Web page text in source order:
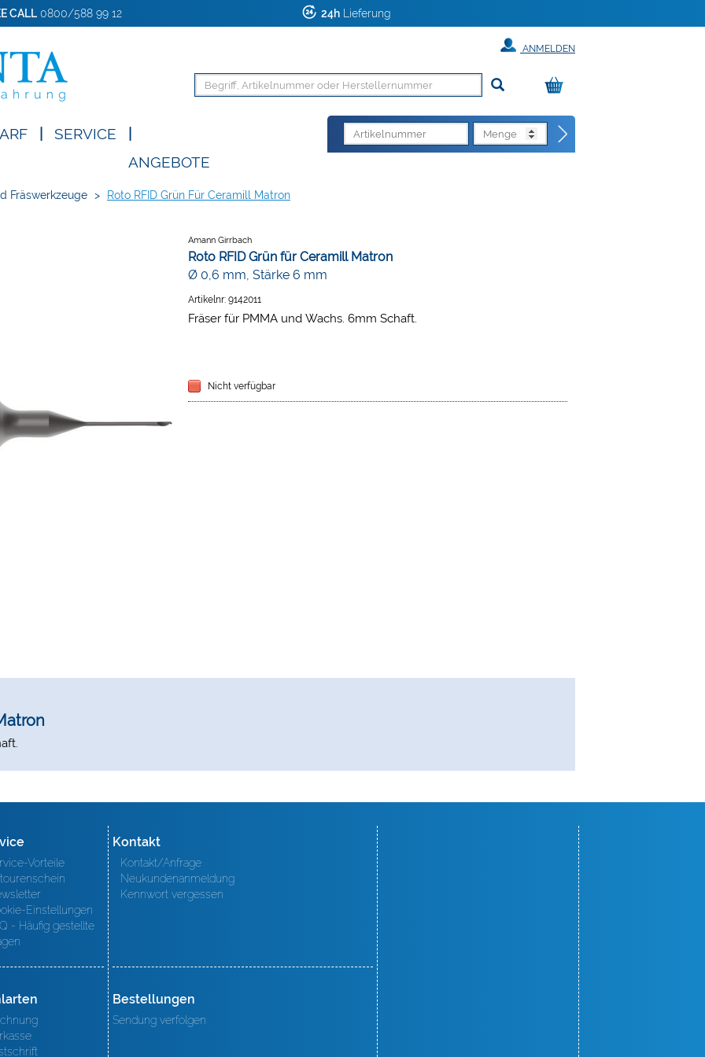
CALL0800/588 99 12 24h Lieferung
ANMELDEN
SERVICE
ANGEBOTE
Fräswerkzeuge > Roto RFID Grün Für Ceramill Matron
Amann Girrbach
Roto RFID Grün für Ceramill Matron
Ø 0,6 mm, Stärke 6 mm
Artikelnr: 9142011
Fräser für PMMA und Wachs. 6mm Schaft.
Nicht verfügbar
Vorteile
Einstellungen
- Häufig gestellte
Kontakt
Kontakt/Anfrage
Neukundenanmeldung
Kennwort vergessen
Bestellungen
Sendung verfolgen